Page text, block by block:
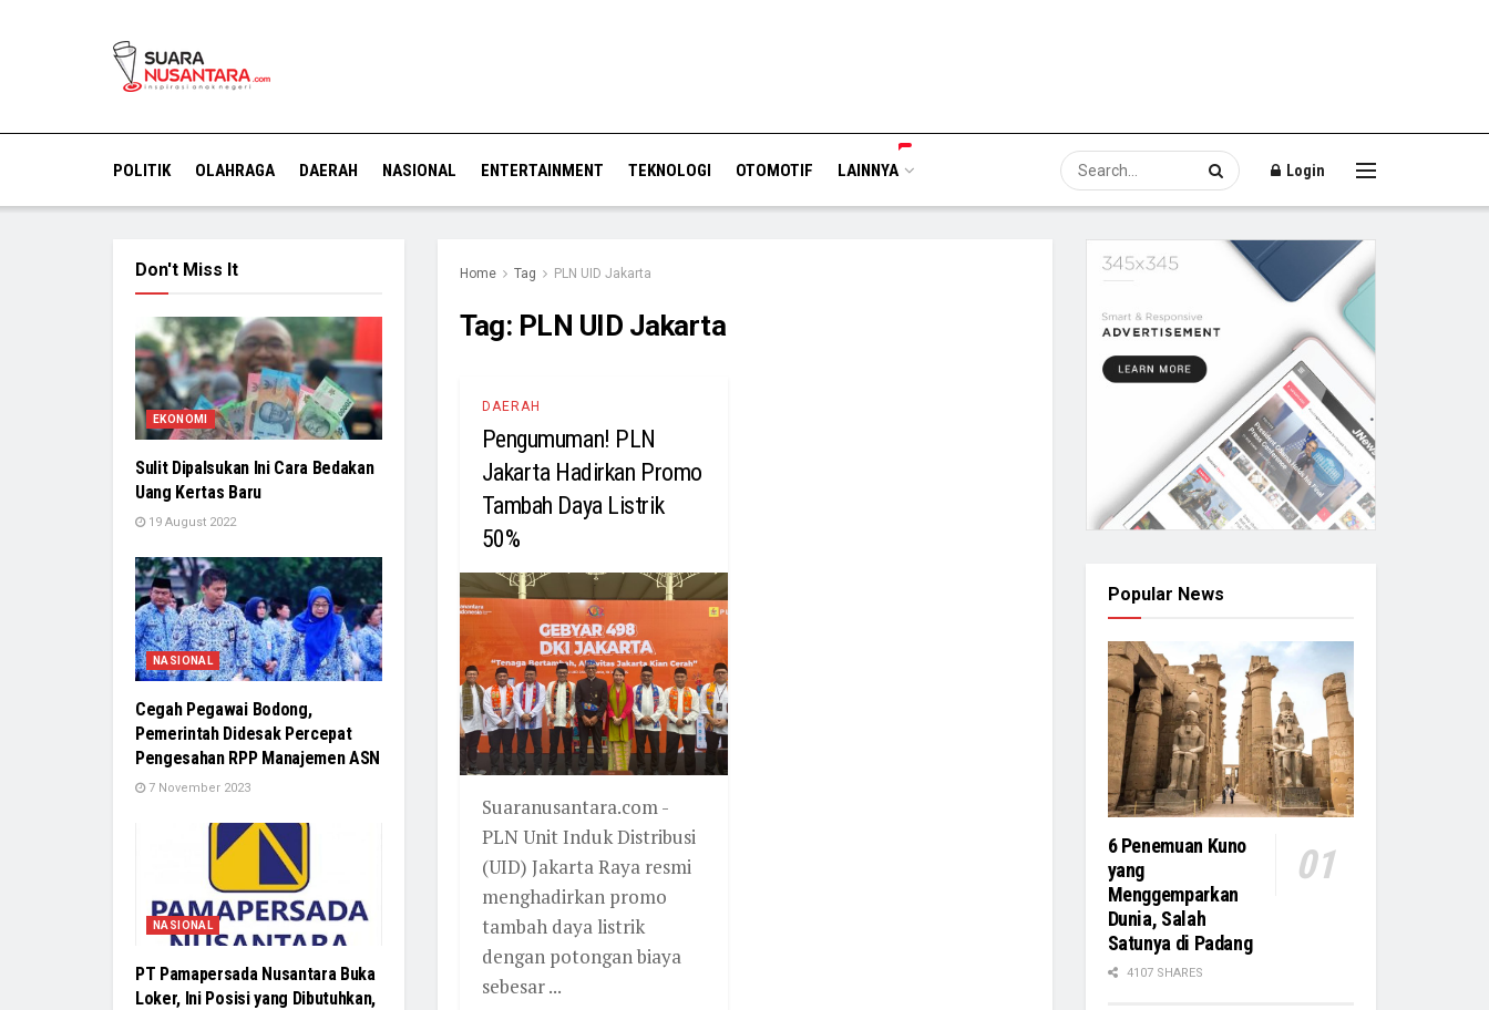
POLITIK OLAHRAGA DAERAH NASIONAL ENTERTAINMENT TEKNOLOGI OTOMOTIF LAINNYA Login
Home Tag PLN UID Jakarta
Tag: PLN UID Jakarta
DAERAH
Pengumuman! PLN
Jakarta Hadirkan Promo
Tambah Daya Listrik
50%
Suaranusantara.com -
PLN Unit Induk Distribusi
(UID) Jakarta Raya resmi
menghadirkan promo
tambah daya listrik
dengan potongan biaya
sebesar ...
Don't Miss It
EKONOMI
Sulit Dipalsukan Ini Cara Bedakan
Uang Kertas Baru
19 August 2022
NASIONAL
Cegah Pegawai Bodong,
Pemerintah Didesak Percepat
Pengesahan RPP Manajemen ASN
7 November 2023
NASIONAL
PT Pamapersada Nusantara Buka
Loker, Ini Posisi yang Dibutuhkan,
Popular News
6 Penemuan Kuno
yang
Menggemparkan
Dunia, Salah
Satunya di Padang
4107 SHARES